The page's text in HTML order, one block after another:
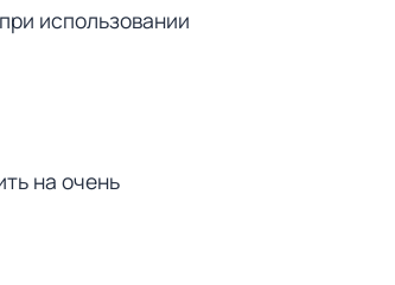
использовании
на очень